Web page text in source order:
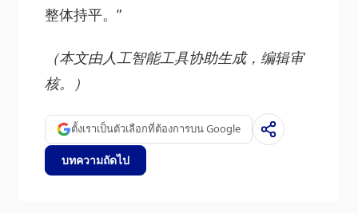
整体持平。”
（本文由人工智能工具协助生成，编辑审
核。）
ตั้งเราเป็นตัวเลือกที่ต้องการบน Google
บทความถัดไป